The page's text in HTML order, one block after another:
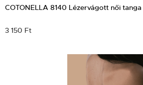
COTONELLA 8140 Lézervágott női tanga
3 150 Ft